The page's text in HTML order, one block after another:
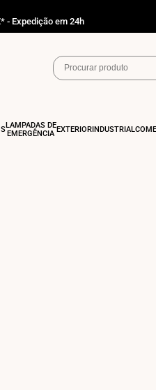
- Expedição em 24h
LÂMPADAS DE
EMERGÊNCIAEXTERIORINDUSTRIAL